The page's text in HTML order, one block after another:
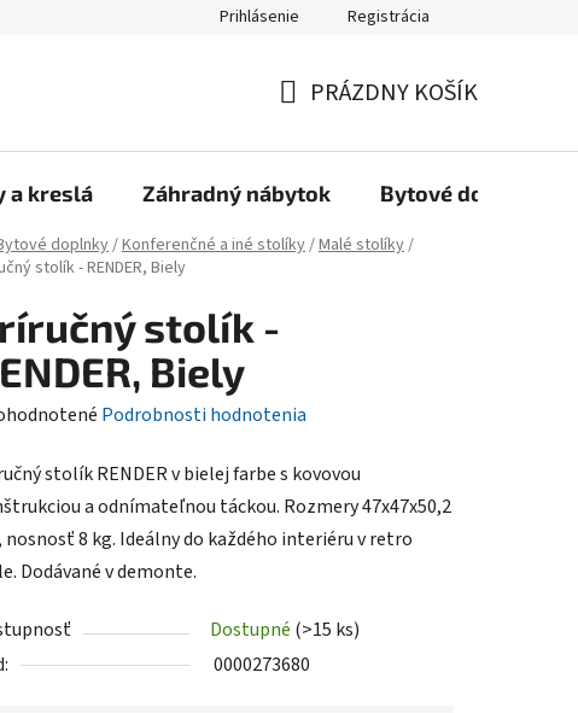
Reklamačný poriadok, Záručné podmienky Reklamačný formulár
Prihlásenie Registrácia
KOŠÍK
PRÁZDNY KOŠÍK
a kreslá Záhradný nábytok Bytové doplnky
doplnky/Konferenčné a iné stolíky/Malé stolíky/
stolík - RENDER, Biely
stolík -
Biely
Podrobnosti hodnotenia
stolík RENDER v bielej farbe s kovovou
a odnímateľnou táckou. Rozmery 47x47x50,2
nosnosť 8 kg. Ideálny do každého interiéru v retro
Dodávané v demonte.
Dostupné (>15 ks)
0000273680